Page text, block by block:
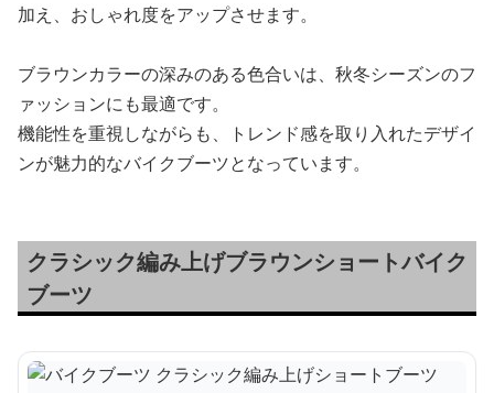
加え、おしゃれ度をアップさせます。
ブラウンカラーの深みのある色合いは、秋冬シーズンのフ
ァッションにも最適です。
機能性を重視しながらも、トレンド感を取り入れたデザイ
ンが魅力的なバイクブーツとなっています。
クラシック編み上げブラウンショートバイク
ブーツ